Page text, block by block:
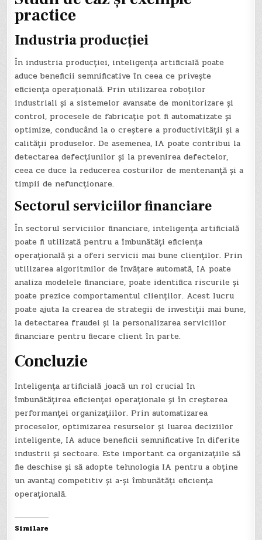
practice
Industria producției
În industria producției, inteligența artificială poate
aduce beneficii semnificative în ceea ce privește
eficiența operațională. Prin utilizarea roboților
industriali și a sistemelor avansate de monitorizare și
control, procesele de fabricație pot fi automatizate și
optimize, conducând la o creștere a productivității și a
calității produselor. De asemenea, IA poate contribui la
detectarea defecțiunilor și la prevenirea defectelor,
ceea ce duce la reducerea costurilor de mentenanță și a
timpii de nefuncționare.
Sectorul serviciilor financiare
În sectorul serviciilor financiare, inteligența artificială
poate fi utilizată pentru a îmbunătăți eficiența
operațională și a oferi servicii mai bune clienților. Prin
utilizarea algoritmilor de învățare automată, IA poate
analiza modelele financiare, poate identifica riscurile și
poate prezice comportamentul clienților. Acest lucru
poate ajuta la crearea de strategii de investiții mai bune,
la detectarea fraudei și la personalizarea serviciilor
financiare pentru fiecare client în parte.
Concluzie
Inteligența artificială joacă un rol crucial în
îmbunătățirea eficienței operaționale și în creșterea
performanței organizațiilor. Prin automatizarea
proceselor, optimizarea resurselor și luarea deciziilor
inteligente, IA aduce beneficii semnificative în diferite
industrii și sectoare. Este important ca organizațiile să
fie deschise și să adopte tehnologia IA pentru a obține
un avantaj competitiv și a-și îmbunătăți eficiența
operațională.
Similare